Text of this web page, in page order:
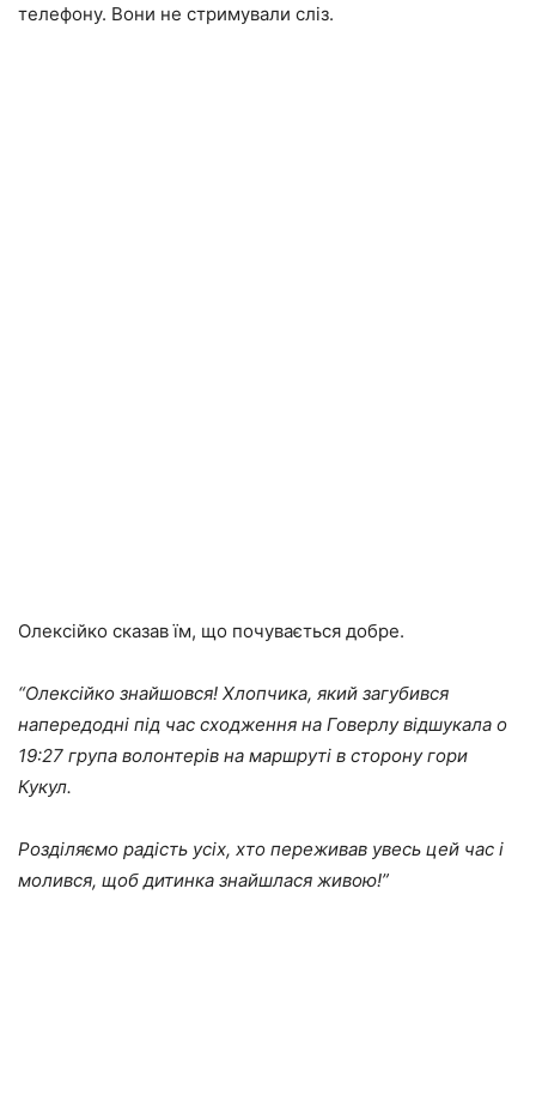
телефону. Вони не стримували сліз.
Олексійко сказав їм, що почувається добре.
“Олексійко знайшовся! Хлопчика, який загубився
напередодні під час сходження на Говерлу відшукала о
19:27 група волонтерів на маршруті в сторону гори
Кукул.
Розділяємо радість усіх, хто переживав увесь цей час і
молився, щоб дитинка знайшлася живою!”